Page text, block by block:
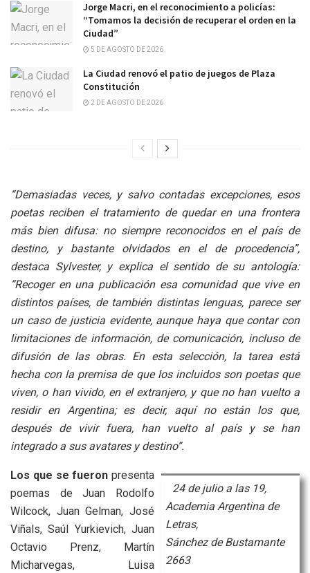
Jorge Macri, en el reconocimiento a policías:
“Tomamos la decisión de recuperar el orden en la
Ciudad”
5 DE AGOSTO DE 2026
La Ciudad renovó el patio de juegos de Plaza
Constitución
2 DE AGOSTO DE 2026
“Demasiadas veces, y salvo contadas excepciones, esos
poetas reciben el tratamiento de quedar en una frontera
más bien difusa: no siempre reconocidos en el país de
destino, y bastante olvidados en el de procedencia”,
destaca Sylvester, y explica el sentido de su antología:
“Recoger en una publicación esa comunidad que vive en
distintos países, de también distintas lenguas, parece ser
un caso de justicia evidente, aunque haya que contar con
limitaciones de información, de comunicación, incluso de
difusión de las obras. En esta selección, la tarea está
hecha con la premisa de que los incluidos son poetas que
viven, o han vivido, en el extranjero, y que no han vuelto a
residir en Argentina; es decir, aquí no están los que,
después de vivir fuera, han vuelto al país y se han
integrado a sus avatares y destino”.
24 de julio a las 19,
Academia Argentina de
Letras,
Sánchez de Bustamante
2663
Los que se fueron presenta
poemas de Juan Rodolfo
Wilcock, Juan Gelman, José
Viñals, Saúl Yurkievich, Juan
Octavio Prenz, Martín
Micharvegas, Luisa